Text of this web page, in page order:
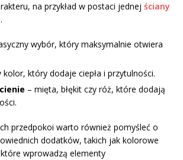
na przykład w postaci jednej ściany
wybór, który maksymalnie otwiera
kolor, który dodaje ciepła i przytulności.
– mięta, błękit czy róż, które dodają
przedpokoi warto również pomyśleć o
dodatków, takich jak kolorowe
wprowadzą elementy